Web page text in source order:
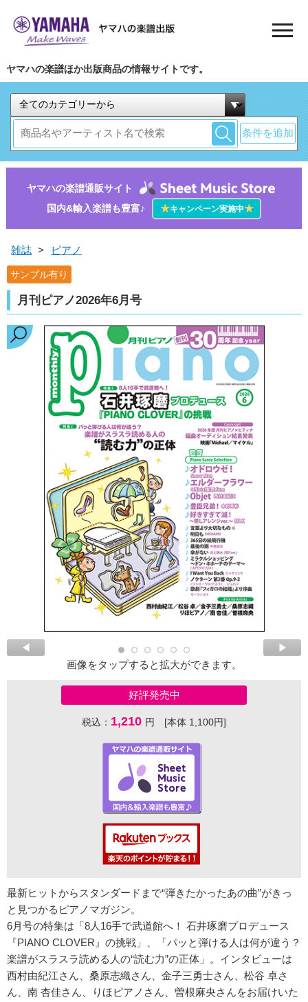
ヤマハの楽譜ほか出版商品の情報サイトです。
条件を追加
ヤマハの楽譜通販サイト
国内&輸入楽譜も豊富♪
★キャンペーン実施中★
雑誌 > ピアノ
サンプル有り
月刊ピアノ2026年6月号
画像をタップすると拡大ができます。
好評発売中
税込： 1,210 円 [本体 1,100円]
最新ヒットからスタンダードまで“弾きたかったあの曲”がきっ
と見つかるピアノマガジン。
6月号の特集は「8人16手で武道館へ！ 石井琢磨プロデュース
『PIANO CLOVER』の挑戦」、「パッと弾ける人は何が違う？
楽譜がスラスラ読める人の“読む力”の正体」。インタビューは
西村由紀江さん、桑原志織さん、金子三勇士さん、松谷 卓さ
ん、南 杏佳さん、りほピアノさん、曽根麻央さんをお届けいた